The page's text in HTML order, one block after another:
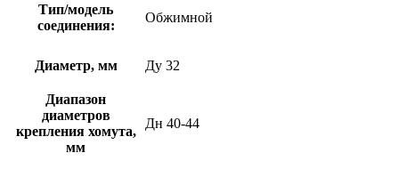
Тип/модель
соединения:
Обжимной
Диаметр, мм Ду 32
Диапазон
диаметров
крепления хомута,
мм
Дн 40-44